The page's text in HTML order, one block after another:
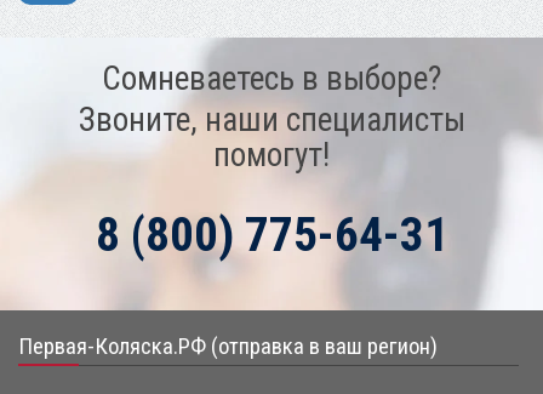
Сомневаетесь в выборе?
Звоните, наши специалисты
помогут!
8 (800) 775-64-31
Первая-Коляска.РФ (отправка в ваш регион)